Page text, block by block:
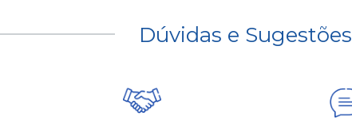
Dúvidas e Sugestões